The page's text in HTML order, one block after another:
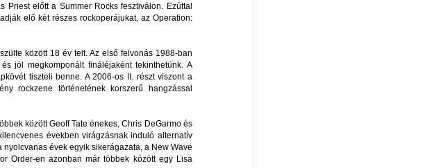
előtt a Summer Rocks fesztiválon. Ezúttal
elő két részes rockoperájukat, az Operation:
között 18 év telt. Az első felvonás 1988-ban
jól megkomponált fináléjaként tekinthetünk. A
tiszteli benne. A 2006-os II. részt viszont a
rockzene történetének korszerű hangzással
között Geoff Tate énekes, Chris DeGarmo és
években virágzásnak induló alternatív
évek egyik sikerágazata, a New Wave
Order-en azonban már többek között egy Lisa